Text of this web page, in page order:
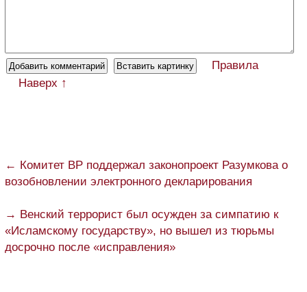
Правила
Наверх ↑
← Комитет ВР поддержал законопроект Разумкова о
возобновлении электронного декларирования
→ Венский террорист был осужден за симпатию к
«Исламскому государству», но вышел из тюрьмы
досрочно после «исправления»